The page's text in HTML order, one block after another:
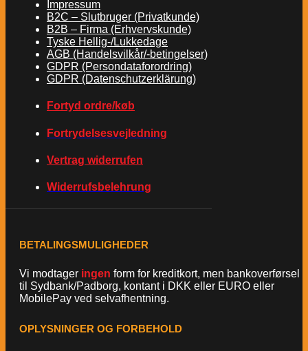
Impressum
B2C – Slutbruger (Privatkunde)
B2B – Firma (Erhvervskunde)
Tyske Hellig-/Lukkedage
AGB (Handelsvilkår/-betingelser)
GDPR (Persondataforordring)
GDPR (Datenschutzerklärung)
Fortyd ordre/køb
Fortrydelsesvejledning
Vertrag widerrufen
Widerrufsbelehrung
BETALINGSMULIGHEDER
Vi modtager ingen form for kreditkort, men bankoverførsel
til Sydbank/Padborg, kontant i DKK eller EURO eller
MobilePay ved selvafhentning.
OPLYSNINGER OG FORBEHOLD